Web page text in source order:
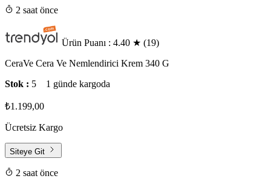
2 saat önce
Ürün Puanı : 4.40 ★ (19)
CeraVe Cera Ve Nemlendirici Krem 340 G
Stok : 5 1 günde kargoda
₺1.199,00
Ücretsiz Kargo
Siteye Git
2 saat önce